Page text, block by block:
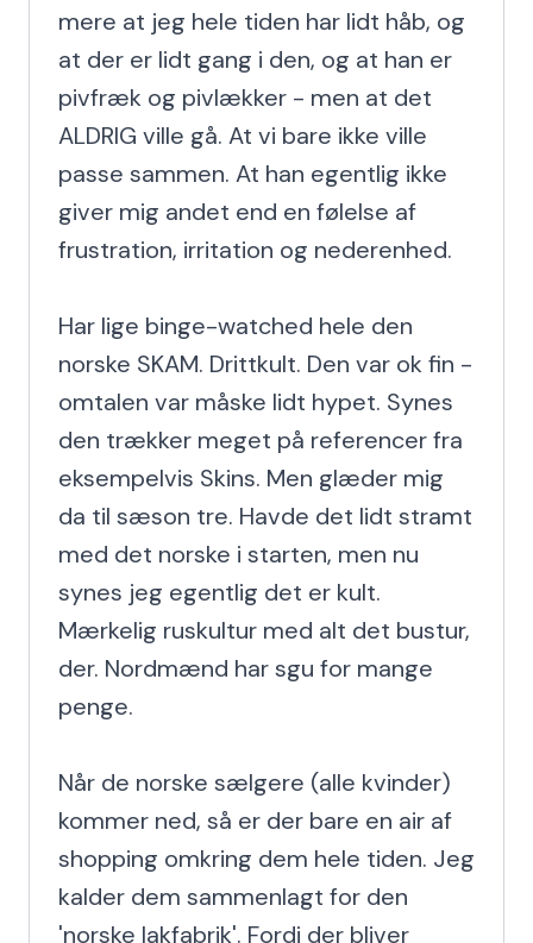
mere at jeg hele tiden har lidt håb, og
at der er lidt gang i den, og at han er
pivfræk og pivlækker - men at det
ALDRIG ville gå. At vi bare ikke ville
passe sammen. At han egentlig ikke
giver mig andet end en følelse af
frustration, irritation og nederenhed.
Har lige binge-watched hele den
norske SKAM. Drittkult. Den var ok fin -
omtalen var måske lidt hypet. Synes
den trækker meget på referencer fra
eksempelvis Skins. Men glæder mig
da til sæson tre. Havde det lidt stramt
med det norske i starten, men nu
synes jeg egentlig det er kult.
Mærkelig ruskultur med alt det bustur,
der. Nordmænd har sgu for mange
penge.
Når de norske sælgere (alle kvinder)
kommer ned, så er der bare en air af
shopping omkring dem hele tiden. Jeg
kalder dem sammenlagt for den
'norske lakfabrik'. Fordi der bliver